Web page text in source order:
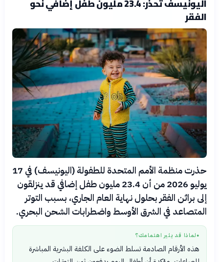
الفقر
حذرت منظمة الأمم المتحدة للطفولة (اليونيسف) في 17
يوليو 2026 من أن 23.4 مليون طفل إضافي قد ينزلقون
إلى براثن الفقر بحلول نهاية العام الجاري، بسبب التوتر
المتصاعد في الشرق الأوسط واضطرابات الشحن البحري.
● لماذا قد يثير اهتمامك؟
هذه الأرقام الصادمة تسلط الضوء على الكلفة البشرية المباشرة